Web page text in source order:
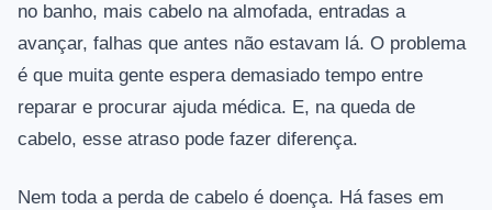
no banho, mais cabelo na almofada, entradas a
avançar, falhas que antes não estavam lá. O problema
é que muita gente espera demasiado tempo entre
reparar e procurar ajuda médica. E, na queda de
cabelo, esse atraso pode fazer diferença.
Nem toda a perda de cabelo é doença. Há fases em